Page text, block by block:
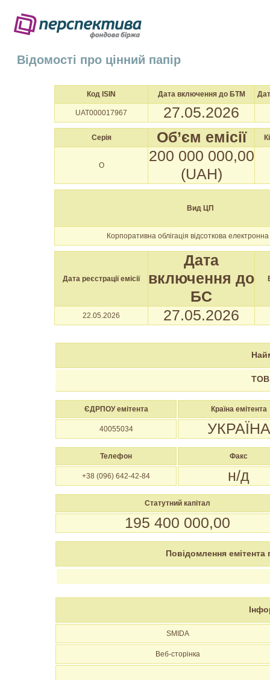
Відомості про цінний папір
Код ISIN Дата включення до БТМ
UAT000017967 27.05.2026
Серія Об’єм емісії
O
200 000 000,00
(UAH)
Вид ЦП
Корпоративна облігація відсоткова
Дата реєстрації емісії
Дата
включення до
БС
22.05.2026 27.05.2026
ТОВ
ЄДРПОУ емітента Країна емітента
40055034 УКРАЇНА
Телефон Факс
+38 (096) 642-42-84 н/д
Статутний капітал
195 400 000,00
Повідомлення
SMIDA
Веб-сторінка